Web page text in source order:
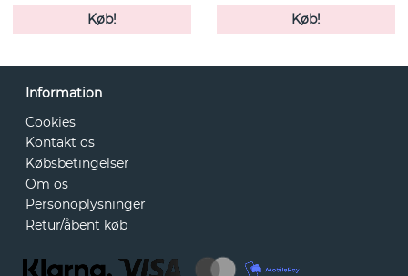
Køb!
Køb!
Information
Cookies
Kontakt os
Købsbetingelser
Om os
Personoplysninger
Retur/åbent køb